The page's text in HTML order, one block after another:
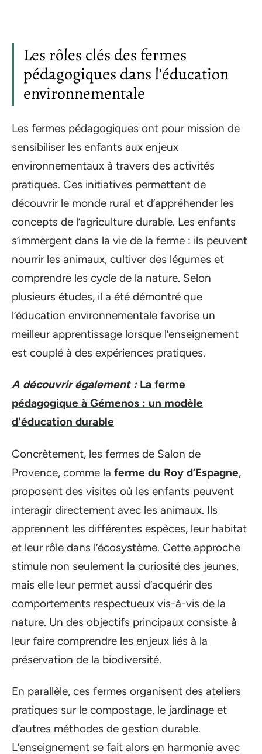
Les rôles clés des fermes
pédagogiques dans l’éducation
environnementale
Les fermes pédagogiques ont pour mission de
sensibiliser les enfants aux enjeux
environnementaux à travers des activités
pratiques. Ces initiatives permettent de
découvrir le monde rural et d’appréhender les
concepts de l’agriculture durable. Les enfants
s’immergent dans la vie de la ferme : ils peuvent
nourrir les animaux, cultiver des légumes et
comprendre les cycle de la nature. Selon
plusieurs études, il a été démontré que
l’éducation environnementale favorise un
meilleur apprentissage lorsque l’enseignement
est couplé à des expériences pratiques.
A découvrir également : La ferme
pédagogique à Gémenos : un modèle
d'éducation durable
Concrètement, les fermes de Salon de
Provence, comme la ferme du Roy d’Espagne,
proposent des visites où les enfants peuvent
interagir directement avec les animaux. Ils
apprennent les différentes espèces, leur habitat
et leur rôle dans l’écosystème. Cette approche
stimule non seulement la curiosité des jeunes,
mais elle leur permet aussi d’acquérir des
comportements respectueux vis-à-vis de la
nature. Un des objectifs principaux consiste à
leur faire comprendre les enjeux liés à la
préservation de la biodiversité.
En parallèle, ces fermes organisent des ateliers
pratiques sur le compostage, le jardinage et
d’autres méthodes de gestion durable.
L’enseignement se fait alors en harmonie avec